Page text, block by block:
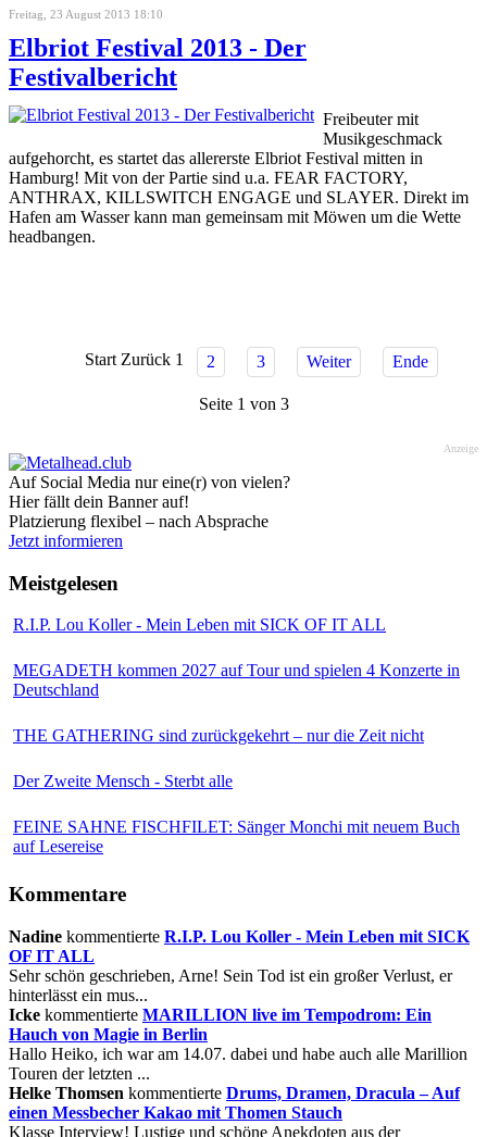
Freitag, 23 August 2013 18:10
Elbriot Festival 2013 - Der
Festivalbericht
Freibeuter mit
Musikgeschmack
aufgehorcht, es startet das allererste Elbriot Festival mitten in
Hamburg! Mit von der Partie sind u.a. FEAR FACTORY,
ANTHRAX, KILLSWITCH ENGAGE und SLAYER. Direkt im
Hafen am Wasser kann man gemeinsam mit Möwen um die Wette
headbangen.
Start Zurück 1 2 3 Weiter Ende
Seite 1 von 3
Anzeige
Auf Social Media nur eine(r) von vielen?
Hier fällt dein Banner auf!
Platzierung flexibel – nach Absprache
Jetzt informieren
Meistgelesen
R.I.P. Lou Koller - Mein Leben mit SICK OF IT ALL
MEGADETH kommen 2027 auf Tour und spielen 4 Konzerte in
Deutschland
THE GATHERING sind zurückgekehrt – nur die Zeit nicht
Der Zweite Mensch - Sterbt alle
FEINE SAHNE FISCHFILET: Sänger Monchi mit neuem Buch
auf Lesereise
Kommentare
Nadine kommentierte R.I.P. Lou Koller - Mein Leben mit SICK
OF IT ALL
Sehr schön geschrieben, Arne! Sein Tod ist ein großer Verlust, er
hinterlässt ein mus...
Icke kommentierte MARILLION live im Tempodrom: Ein
Hauch von Magie in Berlin
Hallo Heiko, ich war am 14.07. dabei und habe auch alle Marillion
Touren der letzten ...
Helke Thomsen kommentierte Drums, Dramen, Dracula – Auf
einen Messbecher Kakao mit Thomen Stauch
Klasse Interview! Lustige und schöne Anekdoten aus der